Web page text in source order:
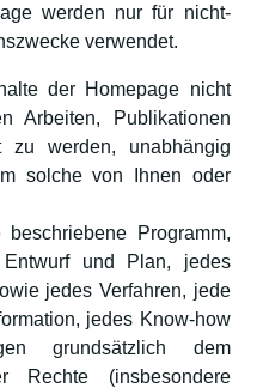
werden nur für nicht-
verwendet.
der Homepage nicht
Arbeiten, Publikationen
zu werden, unabhängig
solche von Ihnen oder
Programm,
und Plan, jedes
jedes Verfahren, jede
jedes Know-how
grundsätzlich dem
Rechte (insbesondere